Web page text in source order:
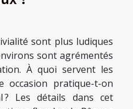
sont plus ludiques
sont agrémentés
À quoi servent les
occasion pratique-t-on
? Les détails dans cet